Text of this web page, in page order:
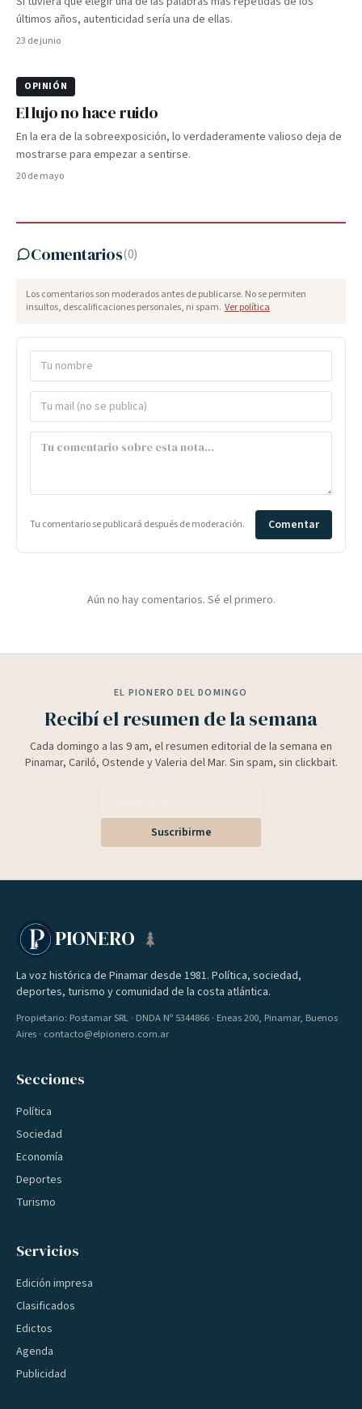
últimos años, autenticidad sería una de ellas.
23 de junio
OPINIÓN
El lujo no hace ruido
En la era de la sobreexposición, lo verdaderamente valioso deja de
mostrarse para empezar a sentirse.
20 de mayo
Comentarios(0)
Los comentarios son moderados antes de publicarse. No se permiten
insultos, descalificaciones personales, ni spam. Ver política
Tu comentario se publicará después de moderación. Comentar
Aún no hay comentarios. Sé el primero.
EL PIONERO DEL DOMINGO
Recibí el resumen de la semana
Cada domingo a las 9 am, el resumen editorial de la semana en
Pinamar, Cariló, Ostende y Valeria del Mar. Sin spam, sin clickbait.
Suscribirme
PIONERO
La voz histórica de Pinamar desde 1981. Política, sociedad,
deportes, turismo y comunidad de la costa atlántica.
Propietario: Postamar SRL · DNDA Nº 5344866 · Eneas 200, Pinamar, Buenos
Aires · contacto@elpionero.com.ar
Secciones
Política
Sociedad
Economía
Deportes
Turismo
Servicios
Edición impresa
Clasificados
Edictos
Agenda
Publicidad